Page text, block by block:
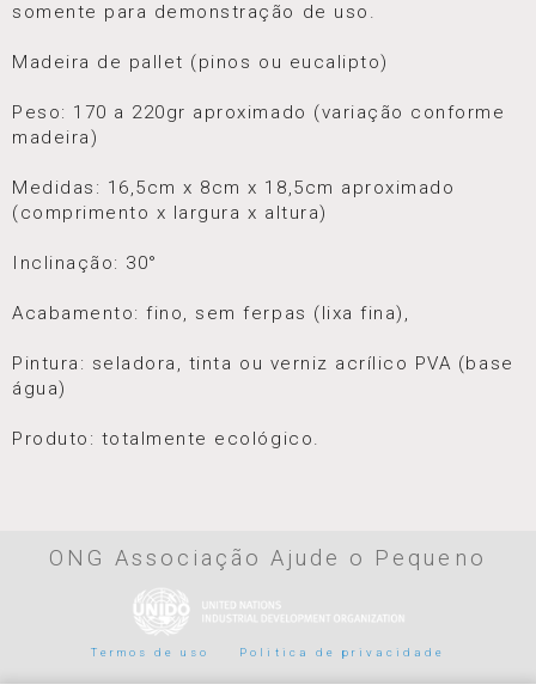
somente para demonstração de uso.
Madeira de pallet (pinos ou eucalipto)
Peso: 170 a 220gr aproximado (variação conforme
madeira)
Medidas: 16,5cm x 8cm x 18,5cm aproximado
(comprimento x largura x altura)
Inclinação: 30°
Acabamento: fino, sem ferpas (lixa fina),
Pintura: seladora, tinta ou verniz acrílico PVA (base
água)
Produto: totalmente ecológico.
ONG Associação Ajude o Pequeno
Termos de uso Politica de privacidade